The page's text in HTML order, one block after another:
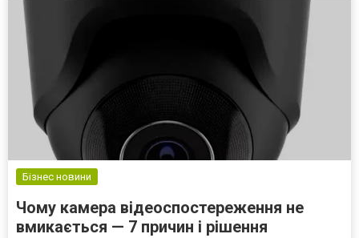
Бізнес новини
Чому камера відеоспостереження не
вмикається — 7 причин і рішення